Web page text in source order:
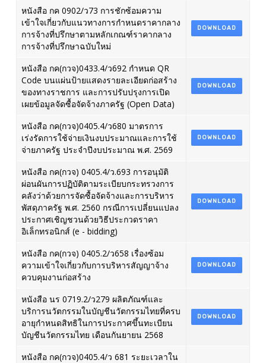
หนังสือ กค 0902/ว73 การชักซ้อมความ
เข้าใจเกี่ยวกับแนวทางการกำหนดราคากลาง
การจ้างที่ปรึกษาตามหลักเกณฑ์ราคากลาง
การจ้างที่ปรึกษาฉบับใหม่
DOWNLOAD
หนังสือ กค(กวจ)0433.4/ว692 กำหนด QR
Code บนแผ่นป้ายแสดงรายละเอียดก่อสร้าง
ของทางราชการ และการปรับปรุงการเปิด
เผยข้อมูลจัดซื้อจัดจ้างภาครัฐ (Open Data)
DOWNLOAD
หนังสือ กค(กวจ)0405.4/ว680 มาตรการ
เร่งรัดการใช้จ่ายเงินงบประมาณและการใช้
จ่ายภาครัฐ ประจำปีงบประมาณ พ.ศ. 2569
DOWNLOAD
หนังสือ กค(กวจ) 0405.4/ว.693 การอนุมัติ
ผ่อนผันการปฏิบัติตามระเบียบกระทรวงการ
คลังว่าด้วยการจัดซื้อจัดจ้างและการบริหาร
พัสดุภาครัฐ พ.ศ. 2560 กรณีการเปลี่ยนแปลง
ประกาศเชิญชวนด้วยวิธีประกวดราคา
อิเล็กทรอนิกส์ (e - bidding)
DOWNLOAD
หนังสือ กค(กวจ) 0405.2/ว658 เรื่องซ้อม
ความเข้าใจเกี่ยวกับการบริหารสัญญาจ้าง
ควบคุมงานก่อสร้าง
DOWNLOAD
หนังสือ นร 0719.2/ว279 ผลิตภัณฑ์และ
บริการนวัตกรรมในบัญชีนวัตกรรมไทยที่ครบ
อายุกำหนดสิทธิในการประกาศขึ้นทะเบียน
บัญชีนวัตกรรมไทย เดือนกันยายน 2568
DOWNLOAD
หนังสือ กค(กวจ)0405.4/ว 681 ระยะเวลาใน